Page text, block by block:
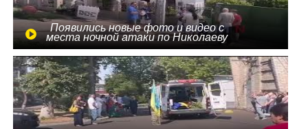
Появились новые фото и видео с
места ночной атаки по Николаеву